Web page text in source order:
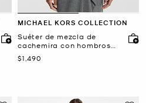
MICHAEL KORS COLLECTION
Suéter de mezcla de
cachemira con hombros
caídos
Ahora
$1,490